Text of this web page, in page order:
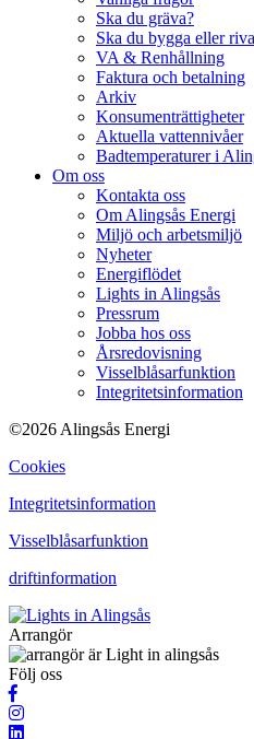
Ska du gräva?
Ska du bygga eller
VA & Renhållning
Faktura och betalning
Arkiv
Konsumenträttigheter
Aktuella vattennivåer
Badtemperaturer i
Om oss
Kontakta oss
Om Alingsås Energi
Miljö och arbetsmiljö
Nyheter
Energiflödet
Lights in Alingsås
Pressrum
Jobba hos oss
Årsredovisning
Visselblåsarfunktion
Integritetsinformation
©2026 Alingsås Energi
Cookies
Integritetsinformation
Visselblåsarfunktion
driftinformation
Arrangör
Följ oss